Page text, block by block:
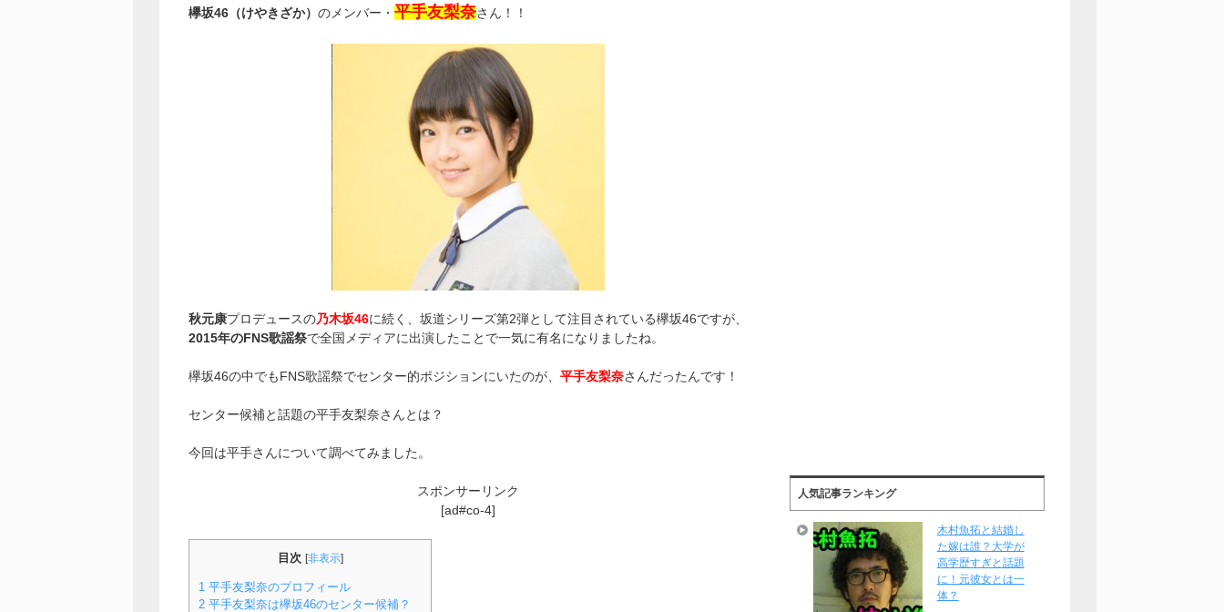
欅坂46（けやきざか） のメンバー・ 平手友梨奈さん！！
秋元康プロデュースの乃木坂46に続く、坂道シリーズ第2弾として注目されている欅坂46ですが、
2015年のFNS歌謡祭で全国メディアに出演したことで一気に有名になりましたね。
欅坂46の中でもFNS歌謡祭でセンター的ポジションにいたのが、 平手友梨奈さんだったんです！
センター候補と話題の平手友梨奈さんとは？
今回は平手さんについて調べてみました。
スポンサーリンク
[ad#co-4]
目次 [非表示]
1 平手友梨奈のプロフィール
2 平手友梨奈は欅坂46のセンター候補？
人気記事ランキング
木村魚拓と結婚し
た嫁は誰？大学が
高学歴すぎと話題
に！元彼女とは一
体？